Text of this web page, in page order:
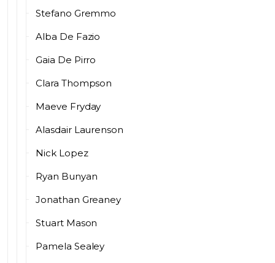
Stefano Gremmo
Alba De Fazio
Gaia De Pirro
Clara Thompson
Maeve Fryday
Alasdair Laurenson
Nick Lopez
Ryan Bunyan
Jonathan Greaney
Stuart Mason
Pamela Sealey